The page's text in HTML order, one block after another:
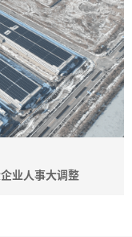
业人事大调整